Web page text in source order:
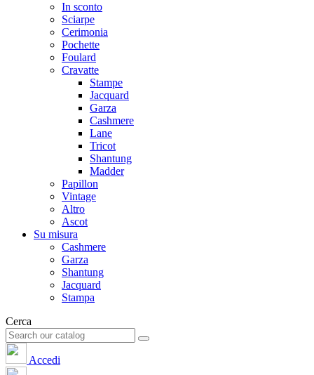
In sconto
Sciarpe
Cerimonia
Pochette
Foulard
Cravatte
Stampe
Jacquard
Garza
Cashmere
Lane
Tricot
Shantung
Madder
Papillon
Vintage
Altro
Ascot
Su misura
Cashmere
Garza
Shantung
Jacquard
Stampa
Cerca
Accedi